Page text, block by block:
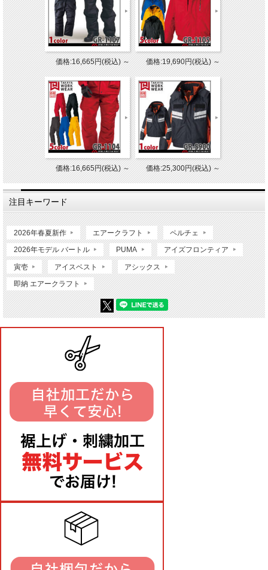
価格:16,665円(税込)～ 価格:19,690円(税込)～
価格:16,665円(税込)～ 価格:25,300円(税込)～
注目キーワード
2026年春夏新作 エアークラフト ペルチェ
2026年モデル バートル PUMA アイズフロンティア
寅壱 アイスベスト アシックス
即納 エアークラフト